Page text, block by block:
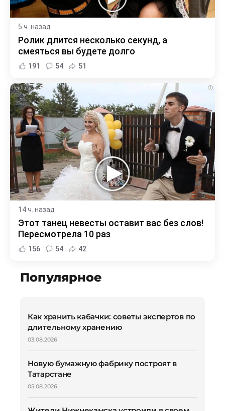
5 ч. назад
Ролик длится несколько секунд, а
смеяться вы будете долго
191 54 51
i
14 ч. назад
Этот танец невесты оставит вас без слов!
Пересмотрела 10 раз
156 54 42
Популярное
Как хранить кабачки: советы экспертов по
длительному хранению
03.08.2026
Новую бумажную фабрику построят в
Татарстане
05.08.2026